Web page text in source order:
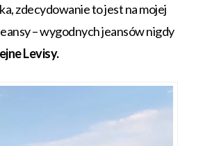
zdecydowanie to jest na mojej
– wygodnych jeansów nigdy
Levisy.